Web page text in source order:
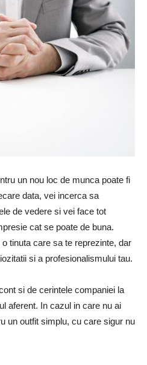
un nou loc de munca poate fi
data, vei incerca sa
de vedere si vei face tot
cat se poate de buna.
tinuta care sa te reprezinte, dar
si a profesionalismului tau.
si de cerintele companiei la
aferent. In cazul in care nu ai
un outfit simplu, cu care sigur nu